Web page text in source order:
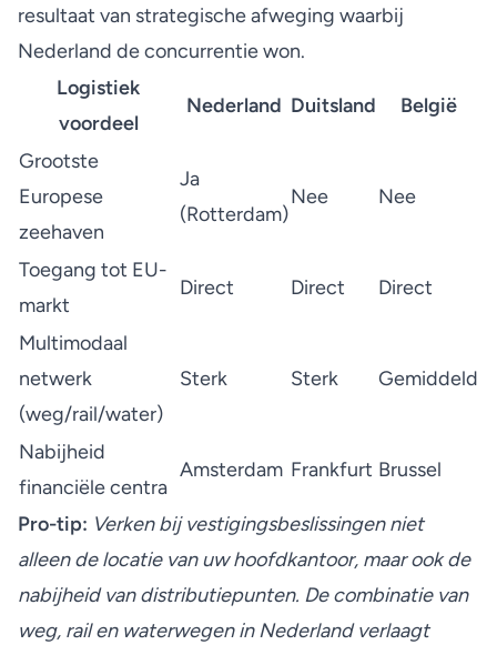
resultaat van strategische afweging waarbij
Nederland de concurrentie won.
Logistiek
voordeel
Nederland Duitsland België
Grootste
Europese
zeehaven
Ja
(Rotterdam)
Nee Nee
Toegang tot EU-
markt
Direct Direct Direct
Multimodaal
netwerk
(weg/rail/water)
Sterk Sterk Gemiddeld
Nabijheid
financiële centra
Amsterdam Frankfurt Brussel
Pro-tip: Verken bij vestigingsbeslissingen niet
alleen de locatie van uw hoofdkantoor, maar ook de
nabijheid van distributiepunten. De combinatie van
weg, rail en waterwegen in Nederland verlaagt